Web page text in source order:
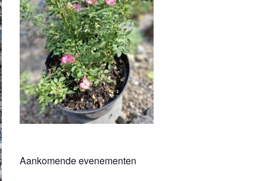
Aankomende evenementen